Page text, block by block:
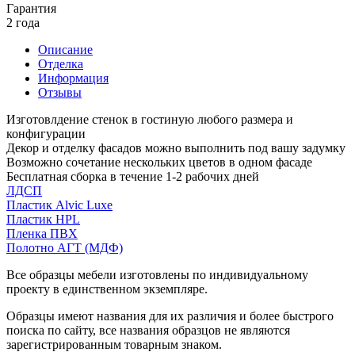
Гарантия
2 года
Описание
Отделка
Информация
Отзывы
Изготовлдение стенок в гостиную любого размера и
конфигурации
Декор и отделку фасадов можно выполнить под вашу задумку
Возможно сочетание нескольких цветов в одном фасаде
Бесплатная сборка в течение 1-2 рабочих дней
ЛДСП
Пластик Alvic Luxe
Пластик HPL
Пленка ПВХ
Полотно АГТ (МДФ)
Все образцы мебели изготовлены по индивидуальному
проекту в единственном экземпляре.
Образцы имеют названия для их различия и более быстрого
поиска по сайту, все названия образцов не являются
зарегистрированным товарным знаком.